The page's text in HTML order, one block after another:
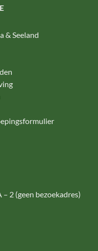
& Seeland
2 (geen bezoekadres)